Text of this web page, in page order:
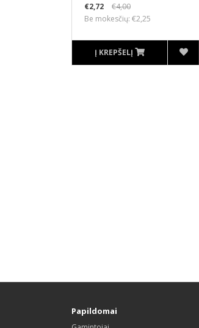
€2,72
€4,00
Be mokesčių: €2,25
Į KREPŠELĮ
Papildomai